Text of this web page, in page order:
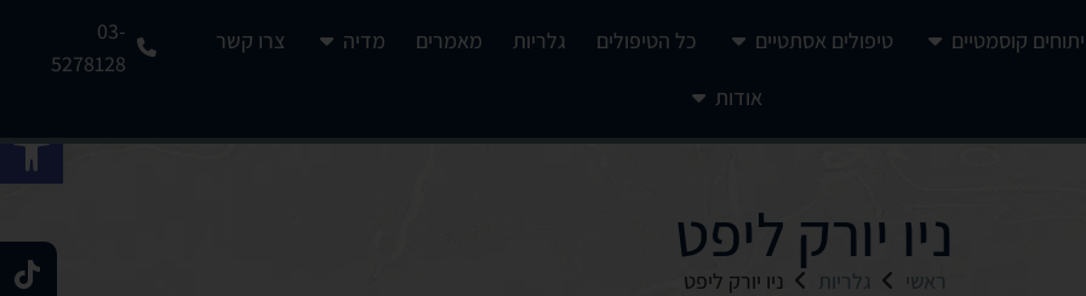
קוסמטיים טיפולים אסתטיים כל הטיפולים גלריות מאמרים מדיה צרו קשר
אודות
03-
5278128
ניו יורק ליפט
ראשי גלריות ניו יורק ליפט